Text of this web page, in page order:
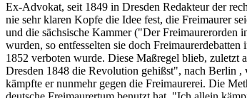
Ex-Advokat, seit 1849 in Dresden Redakteur der
nie sehr klaren Kopfe die Idee fest, die Freimaurer
und die sächsische Kammer ("Der Freimaurerorden
wurden, so entfesselten sie doch
1852 verboten wurde. Diese Maßregel blieb,
Dresden 1848 die Revolution gehißst", nach Berlin
kämpfte er nunmehr gegen die Freimaurerei. Die